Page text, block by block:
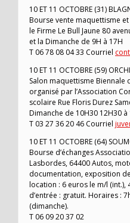
10 ET 11 OCTOBRE (31)
Bourse vente maquettisme
le Firme Le Bull Jaune 80
et la Dimanche de 9H à 17H
T 06 78 08 04 33 Courriel
10 ET 11 OCTOBRE (59)
Salon maquettisme Biennale
organisé par l’Association
scolaire Rue Floris Durez
Dimanche de 10H30 12H30 à
T 03 27 36 20 46 Courriel
10 ET 11 OCTOBRE (64)
Bourse d’échanges
Lasbordes, 64400 Autos,
documentation, exposition
location : 6 euros le m/l (int.),
d’entrée : gratuit. Horaires :
(dimanche).
T 06 09 20 37 02